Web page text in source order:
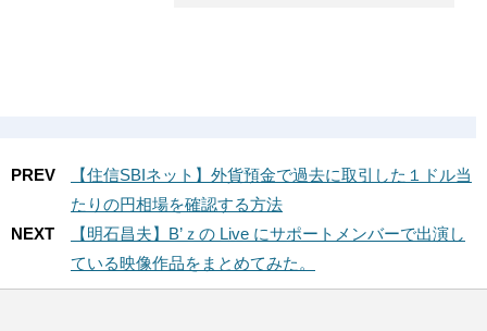
PREV
【住信SBIネット】外貨預金で過去に取引した１ドル当
たりの円相場を確認する方法
NEXT
【明石昌夫】B’ｚの Live にサポートメンバーで出演し
ている映像作品をまとめてみた。